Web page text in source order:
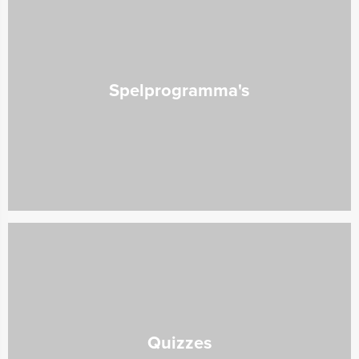
Spelprogramma's
Quizzes